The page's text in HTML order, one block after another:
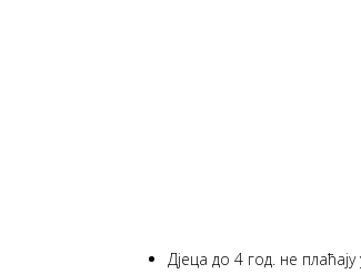
Дјеца до 4 год. не плаћају